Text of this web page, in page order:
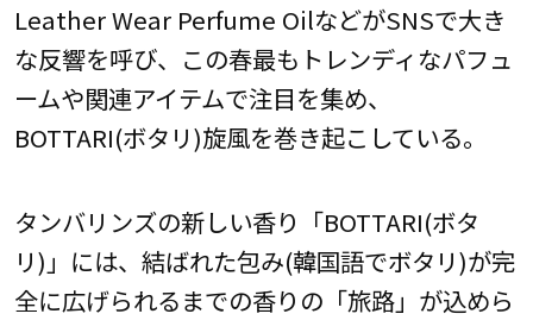
Leather Wear Perfume OilなどがSNSで大き
な反響を呼び、この春最もトレンディなパフュ
ームや関連アイテムで注目を集め、
BOTTARI(ボタリ)旋風を巻き起こしている。
タンバリンズの新しい香り「BOTTARI(ボタ
リ)」には、結ばれた包み(韓国語でボタリ)が完
全に広げられるまでの香りの「旅路」が込めら